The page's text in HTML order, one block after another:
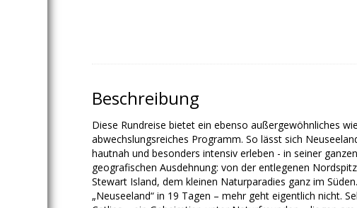
Beschreibung
Diese Rundreise bietet ein ebenso außergewöhnliches wie
abwechslungsreiches Programm. So lässt sich
hautnah und besonders intensiv erleben - in seiner ganzen
geografischen Ausdehnung: von der entlegenen
Stewart Island, dem kleinen Naturparadies ganz im
„Neuseeland“ in 19 Tagen – mehr geht eigentlich nicht.